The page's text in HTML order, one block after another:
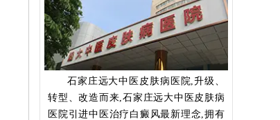
石家庄远大中医皮肤病医院,升级、
转型、改造而来,石家庄远大中医皮肤病
医院引进中医治疗白癜风最新理念,拥有